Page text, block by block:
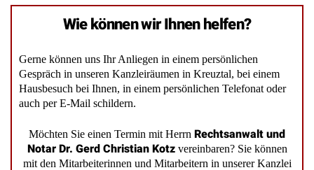
Wie können wir Ihnen helfen?
Gerne können uns Ihr Anliegen in einem persönlichen
Gespräch in unseren Kanzleiräumen in Kreuztal, bei einem
Hausbesuch bei Ihnen, in einem persönlichen Telefonat oder
auch per E-Mail schildern.
Möchten Sie einen Termin mit Herrn Rechtsanwalt und
Notar Dr. Gerd Christian Kotz vereinbaren? Sie können
mit den Mitarbeiterinnen und Mitarbeitern in unserer Kanzlei